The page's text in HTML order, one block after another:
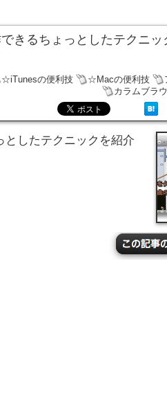
きるちょっとしたテクニッ
☆iTunesの便利技 ☆Macの便利技
カラムブラ
としたテクニックを紹介